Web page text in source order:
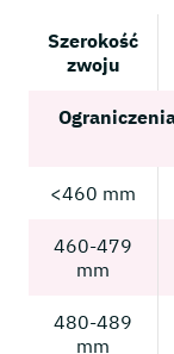
Szerokość
zwoju
<460 mm
460-479
mm
480-489
mm